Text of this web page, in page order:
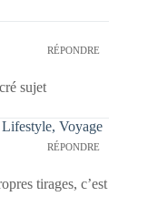
RÉPONDRE
sujet
Voyage
RÉPONDRE
tirages, c’est